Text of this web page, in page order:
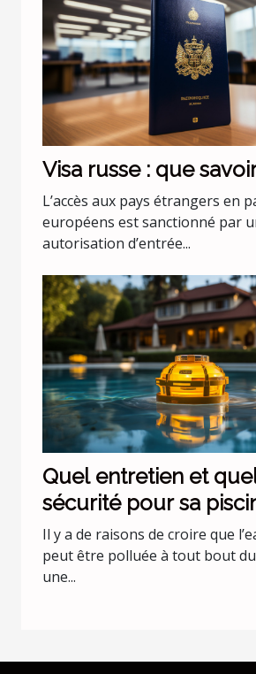
Visa russe : que
L’accès aux pays étrangers en
européens est sanctionné par
autorisation d’entrée...
Quel entretien et
sécurité pour sa
Il y a de raisons de croire que
peut être polluée à tout bout du
une...